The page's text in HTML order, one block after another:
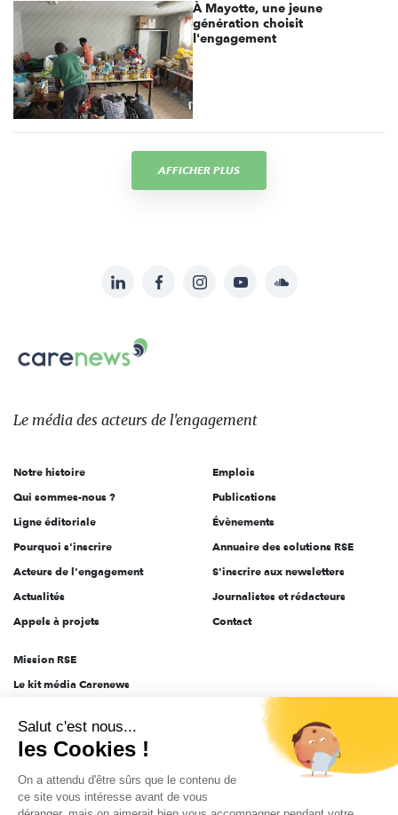
À Mayotte, une jeune
génération choisit
l'engagement
AFFICHER PLUS
sur:
LinkedInFacebookInstagramYouTubeSoundcloud
Carenews,
Le
des
l'engagement
Le média des acteurs de l'engagement
Notre histoire
Qui sommes-nous ?
Ligne éditoriale
Pourquoi s'inscrire
Acteurs de l'engagement
Actualités
Appels à projets
Emplois
Publications
Évènements
Annuaire des solutions RSE
S'inscrire aux newsletters
Journalistes et rédacteurs
Contact
Mission RSE
Le kit média Carenews
AEF info
Novethic
PRODURABLE
Inclusiv Day
Salut c'est nous...
les Cookies !
On a attendu d'être sûrs que le contenu de
ce site vous intéresse avant de vous